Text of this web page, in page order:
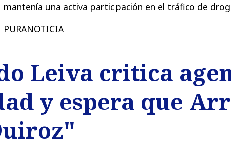
mantenía una activa participación en el tráfico de
PURANOTICIA
Leiva critica
y espera que